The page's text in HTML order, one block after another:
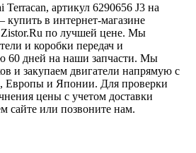
артикул 6290656 J3 на
в интернет-магазине
Zistor.Ru по лучшей цене. Мы
и коробки передач и
60 дней на наши запчасти. Мы
и закупаем двигатели напрямую с
и Японии. Для проверки
цены с учетом доставки
сайте или позвоните нам.